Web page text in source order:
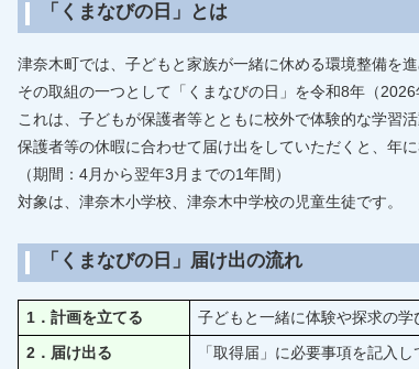
「くまなびの日」とは
津奈木町では、子どもと家族が一緒に休める環境整備を進
その取組の一つとして「くまなびの日」を令和8年（2026
これは、子どもが保護者等とともに校外で体験的な学習
保護者等の休暇に合わせて届け出をしていただくと、年
（期間：4月から翌年3月までの1年間）
対象は、津奈木小学校、津奈木中学校の児童生徒です。
「くまなびの日」届け出の流れ
1．計画を立てる
子どもと一緒に体験や探求の学
2．届け出る
「取得届」に必要事項を記入